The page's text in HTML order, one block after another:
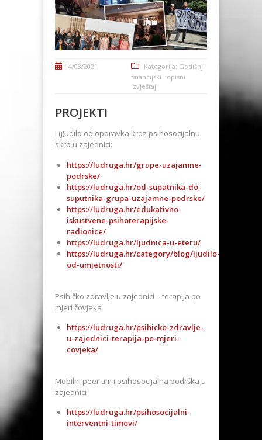
14/03/2021 Kategorija: Godišnji
financijski i opisni
izvještaji
PROJEKTI
L(j)udilo od oporavka kroz psihosocijalnu
skrb u zajednici:
https://ludruga.hr/grupe-uzajamne-
podrske/
https://ludruga.hr/od-supatnika-do-
suputnika-grupa-uzajamne-podrske/
https://ludruga.hr/edukativno-
iskustvene-psihoterapijske-
radionice/
https://ludruga.hr/ljudnica-u-eteru/
https://ludruga.hr/category/blog/ljudilo-
od-umjetnosti/
Psihičko zdravlje u zajednici – terapija po
mjeri čovjeka
https://ludruga.hr/psihicko-zdravlje-
u-zajednici-terapija-po-mjeri-
covjeka/
Mobilni peer tim i psihosocijalna podrška u
zajednici
https://ludruga.hr/psihosocijalni-
interventni-timovi/